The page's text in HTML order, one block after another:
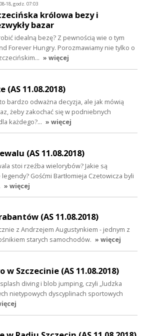
18, godz. 07:03
królowa bezy i
bazar
idealną bezę? Z pewnością wie o tym
Forever Hungry. Porozmawiamy nie tylko o
» więcej
(AS 11.08.2018)
bardzo odważna decyzja, ale jak mówią
żeby zakochać się w podniebnych
każdego?… » więcej
(AS 11.08.2018)
stoi rzeźba wielorybów? Jakie są
Gośćmi Bartłomieja Czetowicza byli
» więcej
(AS 11.08.2018)
z Andrzejem Augustynkiem - jednym z
starych samochodów. » więcej
Szczecinie (AS 11.08.2018)
diving i blob jumping, czyli „ludzka
nietypowych dyscyplinach sportowych